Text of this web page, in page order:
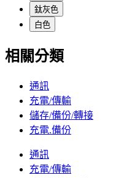
鈦灰色
白色
相關分類
通訊
充電/傳輸
儲存/備份/轉接
充電.備份
通訊
充電/傳輸